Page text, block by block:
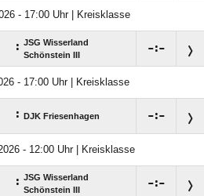
- 17:00 Uhr | Kreisklasse
: JSG Wisserland
Schönstein III
:
- 17:00 Uhr | Kreisklasse
: DJK Friesenhagen :
- 12:00 Uhr | Kreisklasse
: JSG Wisserland
Schönstein III
: